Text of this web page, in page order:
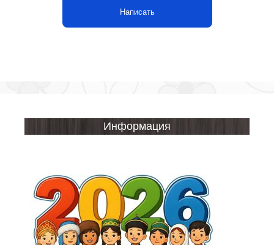
Написать
Информация